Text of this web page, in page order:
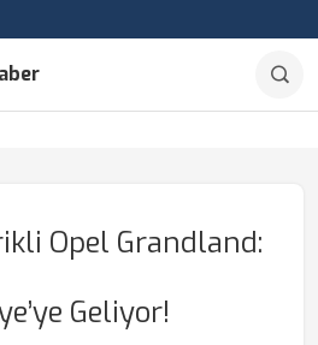
Opel Grandland:
Geliyor!